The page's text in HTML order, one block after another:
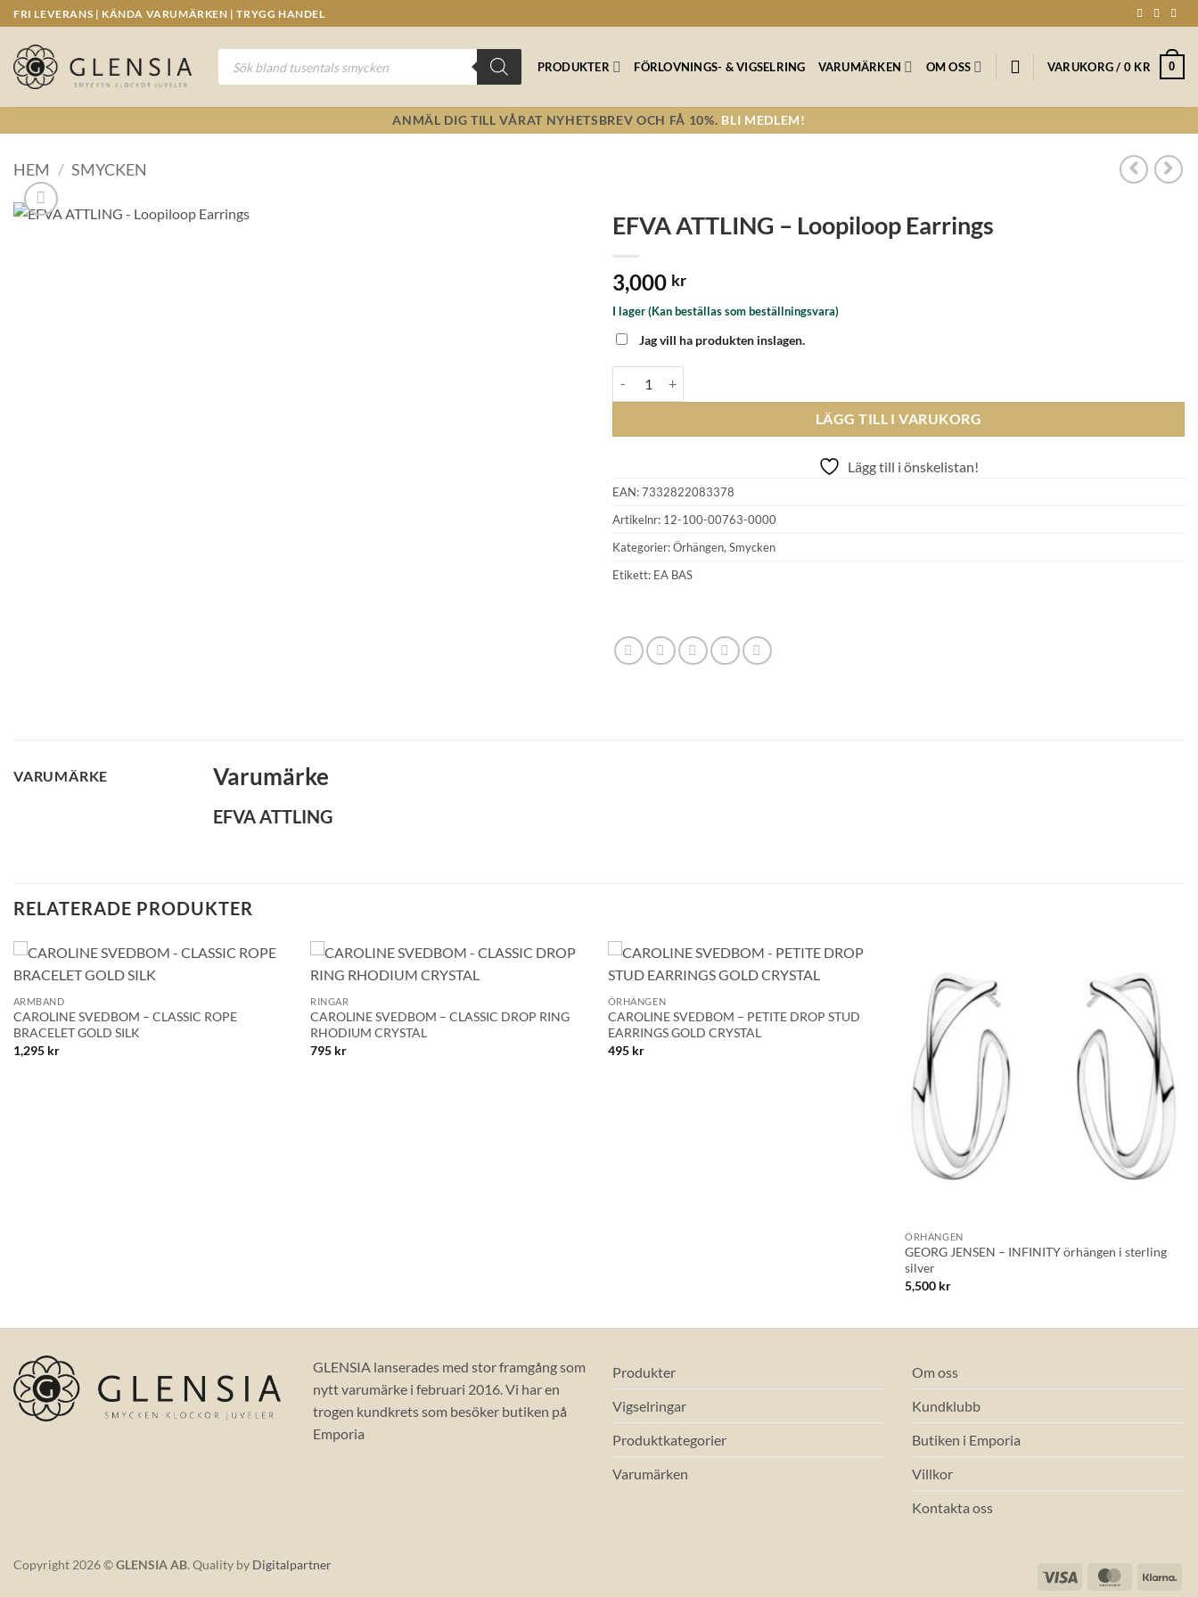
Skip
to
content
FRI LEVERANS | KÄNDA VARUMÄRKEN | TRYGG HANDEL
Produktsökning
PRODUKTER FÖRLOVNINGS- & VIGSELRING VARUMÄRKEN OM OSS VARUKORG / 0 KR 0
ANMÄL DIG TILL VÅRAT NYHETSBREV OCH FÅ 10%. BLI MEDLEM!
HEM / SMYCKEN
EFVA ATTLING – Loopiloop Earrings
3,000 kr
I lager (Kan beställas som beställningsvara)
Jag vill ha produkten inslagen.
LÄGG TILL I VARUKORG
Lägg till i önskelistan!
EAN:7332822083378
Artikelnr: 12-100-00763-0000
Kategorier:Örhängen, Smycken
Etikett: EA BAS
VARUMÄRKE Varumärke
EFVA ATTLING
RELATERADE PRODUKTER
+
ARMBAND
CAROLINE SVEDBOM – CLASSIC ROPE
BRACELET GOLD SILK
1,295 kr
+
RINGAR
CAROLINE SVEDBOM – CLASSIC DROP RING
RHODIUM CRYSTAL
795 kr
+
ÖRHÄNGEN
CAROLINE SVEDBOM – PETITE DROP STUD
EARRINGS GOLD CRYSTAL
495 kr
Lägg till i
önskelistan!
ÖRHÄNGEN
GEORG JENSEN – INFINITY örhängen i sterling
silver
5,500 kr
GLENSIA lanserades med stor framgång som
nytt varumärke i februari 2016. Vi har en
trogen kundkrets som besöker butiken på
Emporia
Produkter
Vigselringar
Produktkategorier
Varumärken
Om oss
Kundklubb
Butiken i Emporia
Villkor
Kontakta oss
Visa MasterCard
Copyright 2026 ©GLENSIA AB. Quality by Digitalpartner